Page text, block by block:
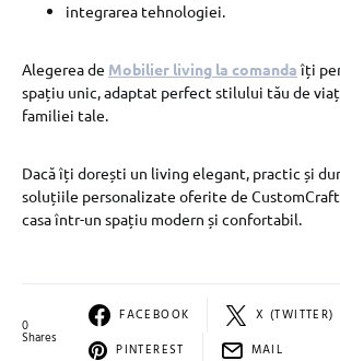
integrarea tehnologiei.
Alegerea de Mobilier living la comanda îți
spațiu unic, adaptat perfect stilului tău de
familiei tale.
Dacă îți dorești un living elegant, practic și
soluțiile personalizate oferite de
casa într-un spațiu modern și confortabil.
0
Shares
FACEBOOK
X (TWITTER)
PINTEREST
MAIL